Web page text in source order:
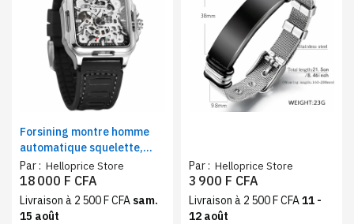
Forsining montre homme
automatique squelette,
bracelet silicone –
mouvement mécanique,
design moderne et
industriel doré
Par : Helloprice Store
18 000 F CFA
Livraison à 2 500 F CFA sam.
15 août
Par : Helloprice Store
3 900 F CFA
Livraison à 2 500 F CFA11 -
12 août